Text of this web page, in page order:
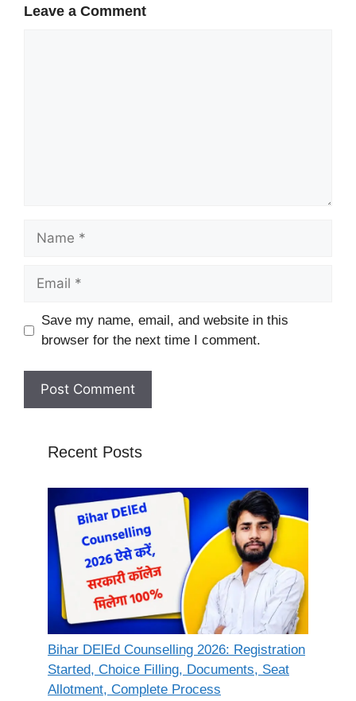
Leave a Comment
Name
Email
Website
Save my name, email, and website in this
browser for the next time I comment.
Recent Posts
Bihar DElEd Counselling 2026: Registration
Started, Choice Filling, Documents, Seat
Allotment, Complete Process